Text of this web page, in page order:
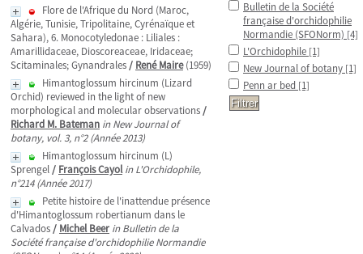
Flore de l'Afrique du Nord (Maroc,
Algérie, Tunisie, Tripolitaine, Cyrénaïque et
Sahara), 6. Monocotyledonae : Liliales :
Amarillidaceae, Dioscoreaceae, Iridaceae;
Scitaminales; Gynandrales/ René Maire(1959)
Himantoglossum hircinum (Lizard
Orchid) reviewed in the light of new
morphological and molecular observations/
Richard M. Bateman in New Journal of
botany, vol. 3, n°2 (Année 2013)
Himantoglossum hircinum (L)
Sprengel/ François Cayol in L'Orchidophile,
n°214 (Année 2017)
Petite histoire de l'inattendue présence
d'Himantoglossum robertianum dans le
Calvados/ Michel Beer in Bulletin de la
Société française d'orchidophilie Normandie
Bulletin de la Société
française d'orchidophilie
Normandie (SFONorm) [4]
L'Orchidophile [1]
New Journal of botany [1]
Penn ar bed [1]